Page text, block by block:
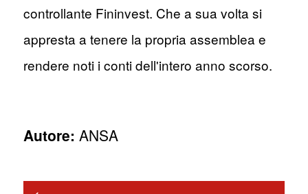
controllante Fininvest. Che a sua volta si
appresta a tenere la propria assemblea e
rendere noti i conti dell'intero anno scorso.
Autore: ANSA